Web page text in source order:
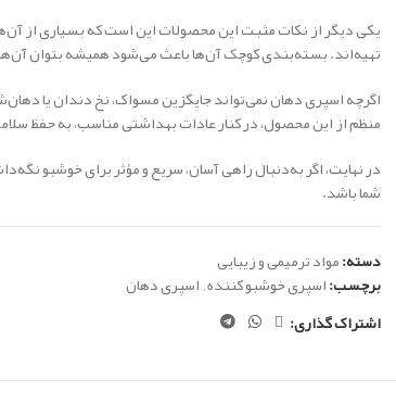
یکی دیگر از نکات مثبت این محصولات این است که بسیاری از
تهیه‌اند. بسته‌بندی کوچک آن‌ها باعث می‌شود همیشه بتوان
اگرچه اسپری دهان نمی‌تواند جایگزین مسواک، نخ دندان یا
منظم از این محصول، در کنار عادات بهداشتی مناسب، به حفظ
در نهایت، اگر به‌دنبال راهی آسان، سریع و مؤثر برای خوشبو
شما باشد.
دسته:مواد ترمیمی و زیبایی
برچسب:اسپری خوشبو کننده,اسپری دهان
اشتراک گذاری: